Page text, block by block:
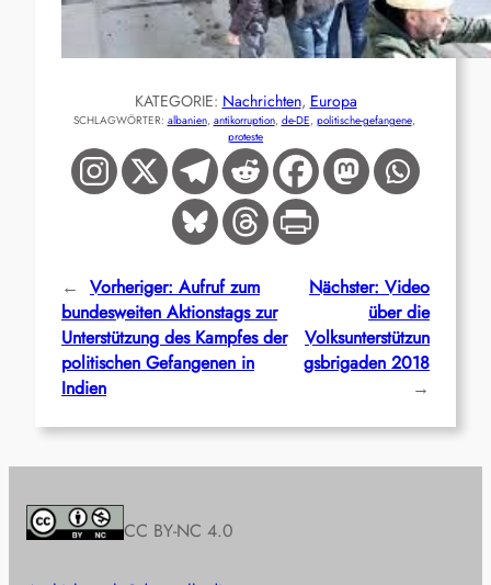
KATEGORIE: Nachrichten, Europa
SCHLAGWÖRTER: albanien, antikorruption, de-DE, politische-gefangene
proteste
← Vorheriger: Aufruf zum
bundesweiten Aktionstags zur
Unterstützung des Kampfes der
politischen Gefangenen in
Indien
Nächster: Video
über die
Volksunterstützun
gsbrigaden 2018
→
CC BY-NC 4.0